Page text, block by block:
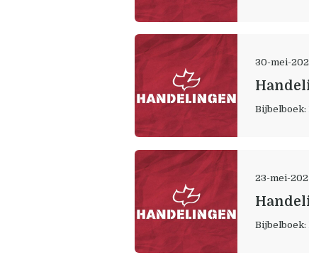
30-mei-
Bijbelboek:
23-mei-
Bijbelboek: